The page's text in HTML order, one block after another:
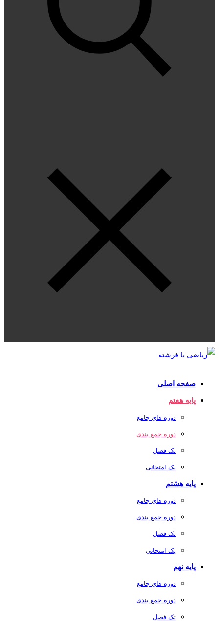
صفحه اصلی
پایه هفتم
دوره های جامع
دوره جمع بندی
تک فصل
پک امتحانی
پایه هشتم
دوره های جامع
دوره جمع بندی
تک فصل
پک امتحانی
پایه نهم
دوره های جامع
دوره جمع بندی
تک فصل